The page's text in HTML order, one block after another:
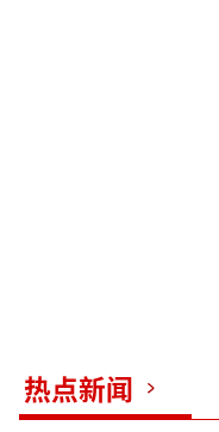
热点新闻